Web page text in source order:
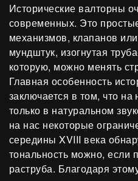
Исторические валторны
современных. Это
механизмов, клапанов
мундштук, изогнутая
которую, можно менять
Главная особенность
заключается в том, что
только в натуральном
на нас некоторые
середины XVIII века
тональность можно, если
раструба. Благодаря